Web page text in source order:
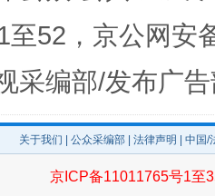
超标问题”
至52，京公网安
采编部/发布广
关于我们 公众采编部 法律声明 | 中国
京ICP备11011765号1至